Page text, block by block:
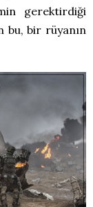
gerektirdiği
bu, bir rüyanın